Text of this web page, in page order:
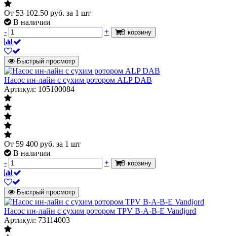
Страна происхождения
Штрих-код на одну ТМЦ
Модель
Артикул
От 53 102.50 руб. за 1 шт
В наличии
-
+ В корзину
Быстрый просмотр
Насос ин-лайн с сухим ротором ALP DAB
Артикул: 105100084
От 59 400 руб. за 1 шт
В наличии
-
+ В корзину
Быстрый просмотр
Насос ин-лайн с сухим ротором TPV B-A-B-E Vandjord
Артикул: 73114003